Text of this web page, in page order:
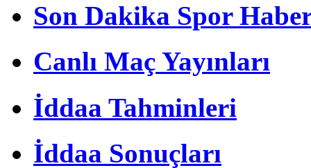
Son Dakika Spor
Canlı Maç Yayınları
İddaa Tahminleri
İddaa Sonuçları